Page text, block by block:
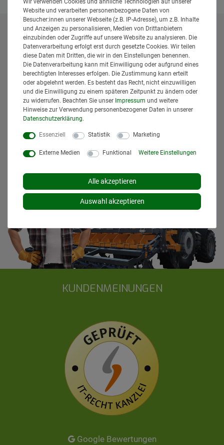
* Alle Preise inklusive gesetzlicher Mehrwertsteuer und
zuzüglichVersandkosten. Der Versand erfolgt bei vielen
Artikeln bei Bestellungen bis 14 Uhr und Sofortbezahlung
(z.B. PayPal) bereits am gleichen Werktag. Die angegebenen
Lieferzeiten gelten für Lieferungen innerhalb Deutschlands.
Die angezeigten Versandkosten beziehen sich auf den
Versand innerhalb Deutschlands, soweit kein anders
Lieferland ausgewählt wurde. Versandkosten und
Lieferzeiten für andere Länder entnehmen Sie bitte
denVersandinformationen
KUNDENMEINUNGEN
Google Bewertungen
Wir verwenden Cookies und ähnliche Technologien auf unserer
Website und verarbeiten personenbezogene Daten von
Besucher:innen unserer Webseite (z.B. IP-Adresse), um z.B. Inhalte
und Anzeigen zu personalisieren, Medien von Drittanbietern
einzubinden oder Zugriffe auf unsere Website zu analysieren. Die
Datenverarbeitung erfolgt erst durch gesetzte Cookies. Wir teilen
diese Daten mit Dritten, die wir in den Einstellungen benennen.
Die Datenverarbeitung kann mit Einwilligung oder aufgrund eines
berechtigten Interesses erfolgen. Die Zustimmung kann erteilt
oder abgelehnt werden. Es besteht das Recht, nicht einzuwilligen
und die Einwilligung zu einem späteren Zeitpunkt zu ändern oder
zu widerrufen. Beachten Sie unser Impressum und weitere
Hinweise zur Verwendung personenbezogener Daten in unserer
Daten­schutz­erklärung.
Essenziell Statistik Marketing
Externe Medien Funktional Weitere Einstellungen
Alle akzeptieren
Auswahl akzeptieren